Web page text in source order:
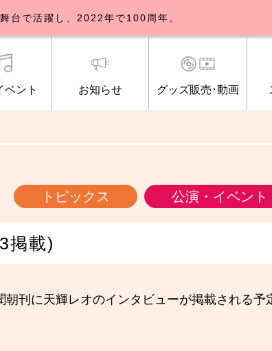
台で活躍し、2022年で100周年。
ベント お知らせ グッズ販売･動画
トピックス 公演・イベント
掲載)
刊に天輝レオのインタビューが掲載される予